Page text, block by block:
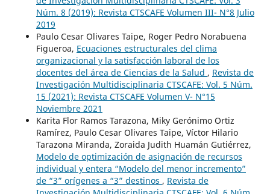
Núm. 8 (2019): Revista CTSCAFE Volumen III- N°8 Julio
2019
Paulo Cesar Olivares Taipe, Roger Pedro Norabuena
Figueroa, Ecuaciones estructurales del clima
organizacional y la satisfacción laboral de los
docentes del área de Ciencias de la Salud , Revista de
Investigación Multidisciplinaria CTSCAFE: Vol. 5 Núm.
15 (2021): Revista CTSCAFE Volumen V- N°15
Noviembre 2021
Karita Flor Ramos Tarazona, Miky Gerónimo Ortiz
Ramírez, Paulo Cesar Olivares Taipe, Víctor Hilario
Tarazona Miranda, Zoraida Judith Huamán Gutiérrez,
Modelo de optimización de asignación de recursos
individual y entera “Modelo del menor incremento”
de “3” orígenes a “3” destinos , Revista de